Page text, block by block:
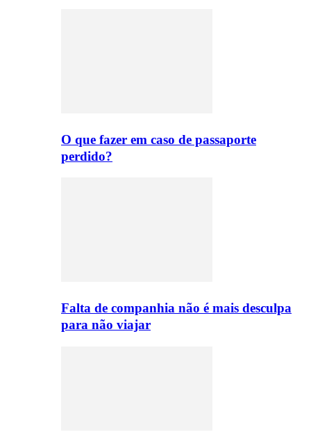
O que fazer em caso de passaporte
perdido?
Falta de companhia não é mais desculpa
para não viajar